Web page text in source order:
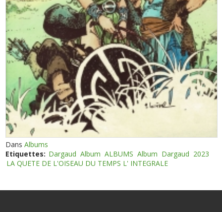
DansAlbums
Etiquettes: Dargaud Album ALBUMS Album Dargaud 2023
LA QUETE DE L'OISEAU DU TEMPS L' INTEGRALE